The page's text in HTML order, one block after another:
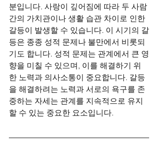
분입니다. 사랑이 깊어짐에 따라 두 사람
간의 가치관이나 생활 습관 차이로 인한
갈등이 발생할 수 있습니다. 이 시기의 갈
등은 종종 성적 문제나 불만에서 비롯되
기도 합니다. 성적 문제는 관계에서 큰 영
향을 미칠 수 있으며, 이를 해결하기 위
한 노력과 의사소통이 중요합니다. 갈등
을 해결하려는 노력과 서로의 욕구를 존
중하는 자세는 관계를 지속적으로 유지
할 수 있는 중요한 요소입니다.